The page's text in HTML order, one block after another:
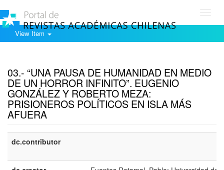
View Item
03.- “UNA PAUSA DE HUMANIDAD EN MEDIO
DE UN HORROR INFINITO”. EUGENIO
GONZÁLEZ Y ROBERTO MEZA:
PRISIONEROS POLÍTICOS EN ISLA MÁS
AFUERA
dc.contributor